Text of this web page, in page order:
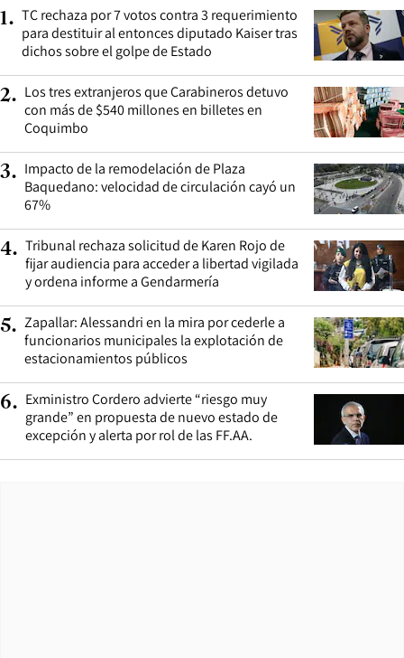
1. TC rechaza por 7 votos contra 3 requerimiento
para destituir al entonces diputado Kaiser tras
dichos sobre el golpe de Estado
2. Los tres extranjeros que Carabineros detuvo
con más de $540 millones en billetes en
Coquimbo
3. Impacto de la remodelación de Plaza
Baquedano: velocidad de circulación cayó un
67%
4. Tribunal rechaza solicitud de Karen Rojo de
fijar audiencia para acceder a libertad vigilada
y ordena informe a Gendarmería
5. Zapallar: Alessandri en la mira por cederle a
funcionarios municipales la explotación de
estacionamientos públicos
6. Exministro Cordero advierte “riesgo muy
grande” en propuesta de nuevo estado de
excepción y alerta por rol de las FF.AA.